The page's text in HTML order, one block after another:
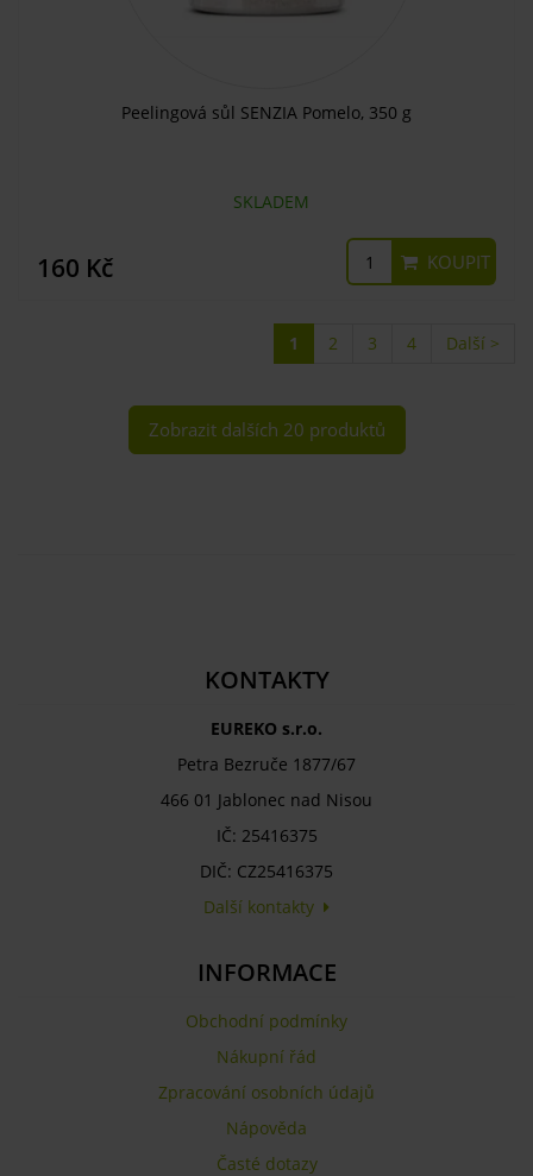
Peelingová sůl SENZIA Pomelo, 350 g
SKLADEM
160 Kč KOUPIT
1 2 3 4 Další >
Zobrazit dalších 20 produktů
KONTAKTY
EUREKO s.r.o.
Petra Bezruče 1877/67
466 01 Jablonec nad Nisou
IČ: 25416375
DIČ: CZ25416375
Další kontakty
INFORMACE
Obchodní podmínky
Nákupní řád
Zpracování osobních údajů
Nápověda
Časté dotazy